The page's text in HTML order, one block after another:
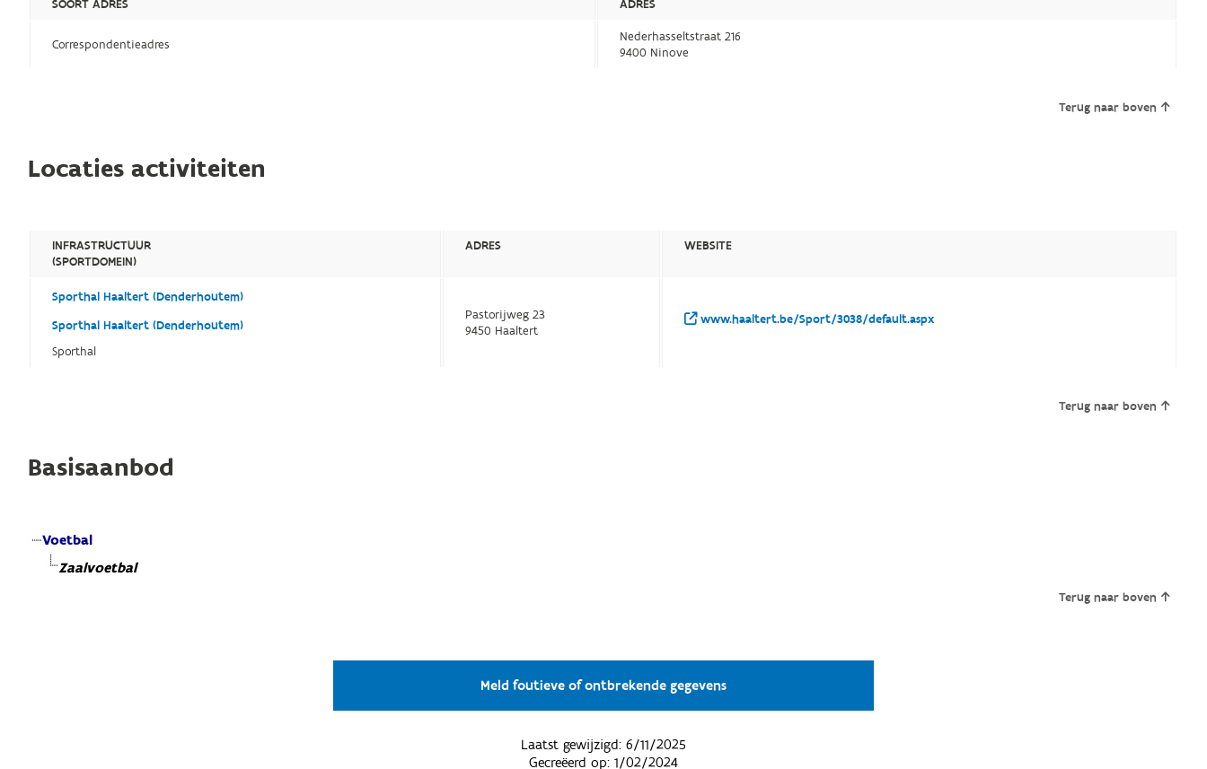
SOORT ADRES ADRES
Correspondentieadres
Nederhasseltstraat 216
9400 Ninove
Terug naar boven
Locaties activiteiten
INFRASTRUCTUUR
(SPORTDOMEIN)
ADRES WEBSITE
Sporthal Haaltert (Denderhoutem)
Sporthal Haaltert (Denderhoutem)
Sporthal
Pastorijweg 23
9450 Haaltert
www.haaltert.be/Sport/3038/default.aspx
Terug naar boven
Basisaanbod
Voetbal
Zaalvoetbal
Terug naar boven
Meld foutieve of ontbrekende gegevens
Laatst gewijzigd: 6/11/2025
Gecreëerd op: 1/02/2024